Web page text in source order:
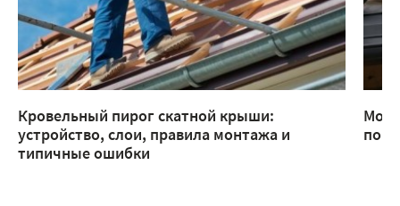
Кровельный пирог скатной крыши:
устройство, слои, правила монтажа и
типичные ошибки